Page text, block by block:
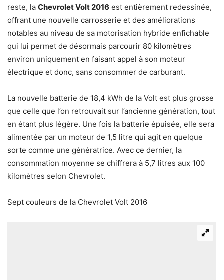
reste, la Chevrolet Volt 2016 est entièrement redessinée,
offrant une nouvelle carrosserie et des améliorations
notables au niveau de sa motorisation hybride enfichable
qui lui permet de désormais parcourir 80 kilomètres
environ uniquement en faisant appel à son moteur
électrique et donc, sans consommer de carburant.
La nouvelle batterie de 18,4 kWh de la Volt est plus grosse
que celle que l’on retrouvait sur l’ancienne génération, tout
en étant plus légère. Une fois la batterie épuisée, elle sera
alimentée par un moteur de 1,5 litre qui agit en quelque
sorte comme une génératrice. Avec ce dernier, la
consommation moyenne se chiffrera à 5,7 litres aux 100
kilomètres selon Chevrolet.
Sept couleurs de la Chevrolet Volt 2016